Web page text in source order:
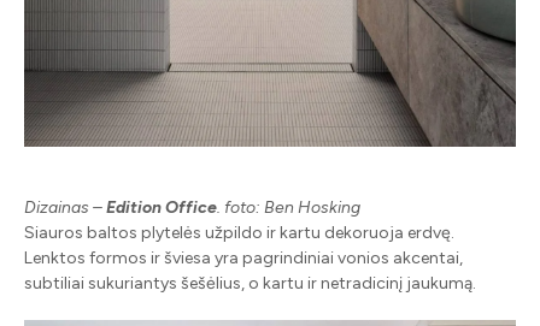
Dizainas –Edition Office. foto: Ben Hosking
Siauros baltos plytelės užpildo ir kartu dekoruoja erdvę.
Lenktos formos ir šviesa yra pagrindiniai vonios akcentai,
subtiliai sukuriantys šešėlius, o kartu ir netradicinį jaukumą.